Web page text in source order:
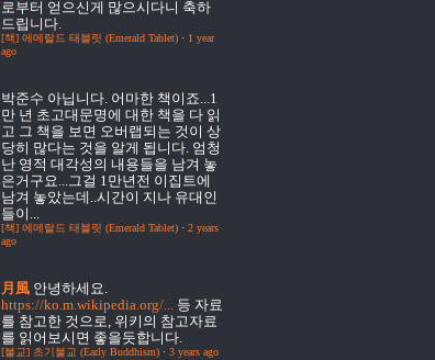
로부터 얻으신게 많으시다니 축하
드립니다.
[책] 에메랄드 태블릿 (Emerald Tablet) · 1 year
ago
박준수 아닙니다. 어마한 책이죠...1
만 년 초고대문명에 대한 책을 다 읽
고 그 책을 보면 오버랩되는 것이 상
당히 많다는 것을 알게 됩니다. 엄청
난 영적 대각성의 내용들을 남겨 놓
은거구요...그걸 1만년전 이집트에
남겨 놓았는데..시간이 지나 유대인
들이...
[책] 에메랄드 태블릿 (Emerald Tablet) · 2 years
ago
月風 안녕하세요.
https://ko.m.wikipedia.org/... 등 자료
를 참고한 것으로, 위키의 참고자료
를 읽어보시면 좋을듯합니다.
[불교] 초기불교 (Early Buddhism) · 3 years ago